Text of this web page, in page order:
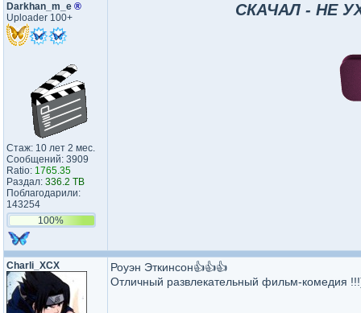
Darkhan_m_e ®
Uploader 100+
Стаж: 10 лет 2 мес.
Сообщений: 3909
Ratio: 1765.35
Раздал: 336.2 TB
Поблагодарили:
143254
100%
СКАЧАЛ - НЕ
Charli_XCX
Роуэн Эткинсон👍👍👍
Отличный развлекательный фильм-комедия